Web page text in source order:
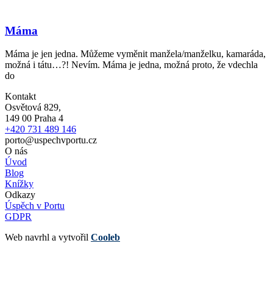
Máma
Máma je jen jedna. Můžeme vyměnit manžela/manželku, kamaráda,
možná i tátu…?! Nevím. Máma je jedna, možná proto, že vdechla
do
Kontakt
Osvětová 829,
149 00 Praha 4
+420 731 489 146
porto@uspechvportu.cz
O nás
Úvod
Blog
Knížky
Odkazy
Úspěch v Portu
GDPR
Web navrhl a vytvořil Cooleb